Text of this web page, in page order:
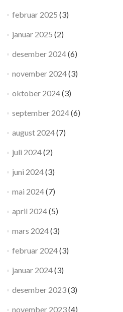
februar 2025 (3)
januar 2025 (2)
desember 2024(6)
november 2024(3)
oktober 2024(3)
september 2024(6)
august 2024(7)
juli 2024(2)
juni 2024(3)
mai 2024(7)
april 2024(5)
mars 2024(3)
februar 2024(3)
januar 2024(3)
desember 2023(3)
november 2023(4)